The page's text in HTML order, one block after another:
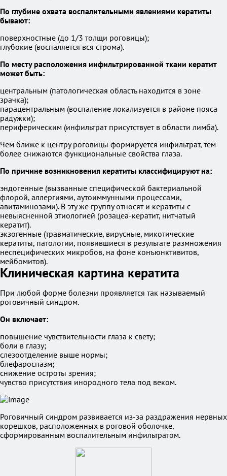
По глубине охвата воспалительными явлениями кератиты
бывают:
поверхностные (до 1/3 толщи роговицы);
глубокие (воспаляется вся строма).
По месту расположения инфильтрированной ткани кератит
может быть:
центральным (патологическая область находится в зоне
зрачка);
парацентральным (воспаление локализуется в районе пояса
радужки);
периферическим (инфильтрат присутствует в области лимба).
Чем ближе к центру роговицы формируется инфильтрат, тем
более снижаются функциональные свойства глаза.
По причине возникновения кератиты классифицируют на:
эндогенные (вызванные специфической бактериальной
флорой, аллергиями, аутоиммунными процессами,
авитаминозами). В эту же группу относят и кератиты с
невыясненной этиологией (розацеа-кератит, нитчатый
кератит).
экзогенные (травматические, вирусные, микотические
кератиты, патологии, появившиеся в результате размножения
неспецифических микробов, на фоне конъюнктивитов,
мейбомитов).
Клиническая картина кератита
При любой форме болезни проявляется так называемый
роговичный синдром.
Он включает:
повышение чувствительности глаза к свету;
боли в глазу;
слезоотделение выше нормы;
блефароспазм;
снижение остроты зрения;
чувство присутствия инородного тела под веком.
Роговичный синдром развивается из-за раздражения нервных
корешков, расположенных в роговой оболочке,
сформированным воспалительным инфильтратом.